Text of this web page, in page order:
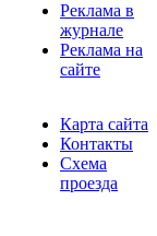
Реклама в
журнале
Реклама на
сайте
Карта сайта
Контакты
Схема
проезда